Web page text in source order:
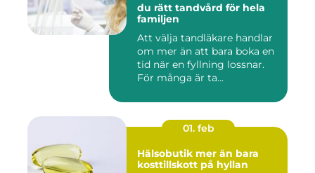
du rätt tandvård för hela
familjen
Att välja tandläkare handlar
om mer än att bara boka en
tid när en fyllning lossnar.
För många är ta...
01. feb
Hälsobutik mer än bara
kosttillskott på hyllan